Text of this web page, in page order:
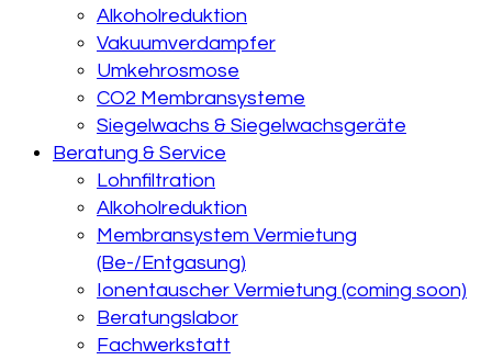
Alkoholreduktion
Vakuumverdampfer
Umkehrosmose
CO2 Membransysteme
Siegelwachs & Siegelwachsgeräte
Beratung & Service
Lohnfiltration
Alkoholreduktion
Membransystem Vermietung
(Be-/Entgasung)
Ionentauscher Vermietung (coming soon)
Beratungslabor
Fachwerkstatt